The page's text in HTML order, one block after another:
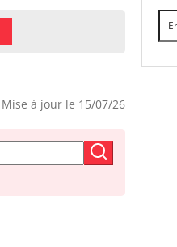
Mise à jour le 15/07/26